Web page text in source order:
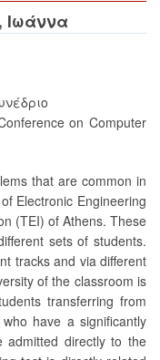
Ιωάννα
on Computer
that are common in
Electronic Engineering
(TEI) of Athens. These
sets of students.
tracks and via different
of the classroom is
transferring from
have a significantly
admitted directly to the